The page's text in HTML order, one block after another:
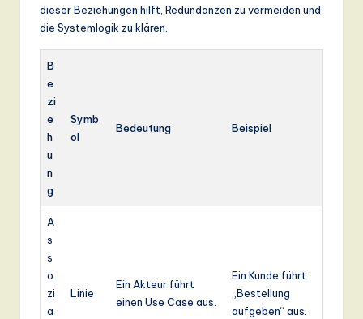
dieser Beziehungen hilft, Redundanzen zu vermeiden und
die Systemlogik zu klären.
B
e
zi
e
h
u
n
g
Symb
ol
Bedeutung Beispiel
A
s
s
o
zi
a
Linie
Ein Akteur führt
einen Use Case aus.
Ein Kunde führt
„Bestellung
aufgeben“ aus.